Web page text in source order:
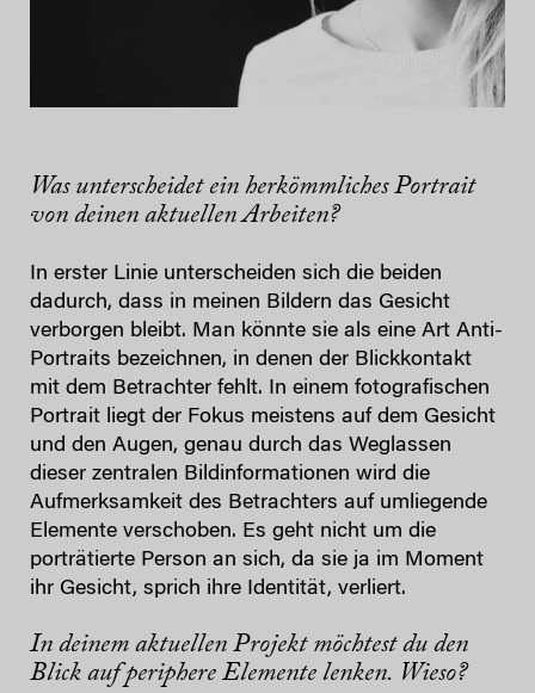
Was unterscheidet ein herkömmliches Portrait
von deinen aktuellen Arbeiten?
In erster Linie unterscheiden sich die beiden
dadurch, dass in meinen Bildern das Gesicht
verborgen bleibt. Man könnte sie als eine Art Anti-
Portraits bezeichnen, in denen der Blickkontakt
mit dem Betrachter fehlt. In einem fotografischen
Portrait liegt der Fokus meistens auf dem Gesicht
und den Augen, genau durch das Weglassen
dieser zentralen Bildinformationen wird die
Aufmerksamkeit des Betrachters auf umliegende
Elemente verschoben. Es geht nicht um die
porträtierte Person an sich, da sie ja im Moment
ihr Gesicht, sprich ihre Identität, verliert.
In deinem aktuellen Projekt möchtest du den
Blick auf periphere Elemente lenken. Wieso?